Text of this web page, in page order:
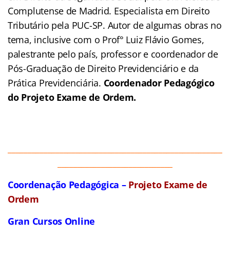
Complutense de Madrid. Especialista em Direito
Tributário pela PUC-SP. Autor de algumas obras no
tema, inclusive com o Prof° Luiz Flávio Gomes,
palestrante pelo país, professor e coordenador de
Pós-Graduação de Direito Previdenciário e da
Prática Previdenciária. Coordenador Pedagógico
do Projeto Exame de Ordem.
Coordenação Pedagógica – Projeto Exame de
Ordem
Gran Cursos Online